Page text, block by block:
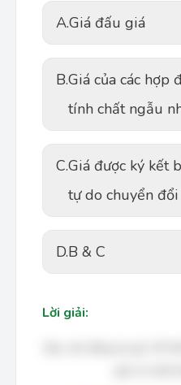
A.Giá đấu giá
B.Giá của các hợp
tính chất ngẫu
C.Giá được ký kết
tự do chuyển đổi
D.B & C
Lời giải: